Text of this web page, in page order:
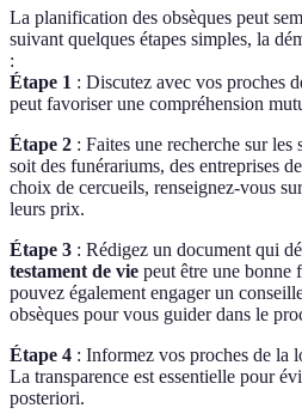
La planification des obsèques peut
suivant quelques étapes simples, la
:
Étape 1 : Discutez avec vos proches
peut favoriser une compréhension
Étape 2 : Faites une recherche sur
soit des funérariums, des entreprises
choix de cercueils, renseignez-vous
leurs prix.
Étape 3 : Rédigez un document qui
testament de vie peut être une bonne
pouvez également engager un
obsèques pour vous guider dans le
Étape 4 : Informez vos proches de la
La transparence est essentielle pour
posteriori.